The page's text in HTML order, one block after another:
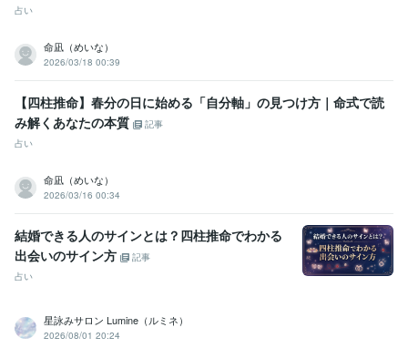
占い
命凪（めいな）
2026/03/18 00:39
【四柱推命】春分の日に始める「自分軸」の見つけ方｜命式で読
み解くあなたの本質
記事
占い
命凪（めいな）
2026/03/16 00:34
結婚できる人のサインとは？四柱推命でわかる
出会いのサイン方
記事
占い
星詠みサロン Lumine（ルミネ）
2026/08/01 20:24